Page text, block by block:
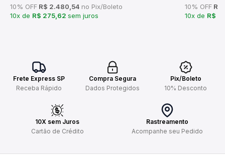
10% OFF R$ 2.480,54 no Pix/Boleto
10x de R$ 275,62 sem juros
10% OFF R$
10x de R$
Frete Express SP
Receba Rápido
Compra Segura
Dados Protegidos
Pix/Boleto
10% Desconto
10X sem Juros
Cartão de Crédito
Rastreamento
Acompanhe seu Pedido